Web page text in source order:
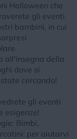
Halloween che
gli eventi
bambini, in cui
all'insegna della
dove si
cercando!
gli eventi
esigenze!
Bimbi,
per aiutarvi